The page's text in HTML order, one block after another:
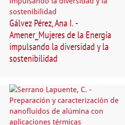
Gálvez Pérez, Ana I. -
Amener_Mujeres de la Energía
impulsando la diversidad y la
sostenibilidad